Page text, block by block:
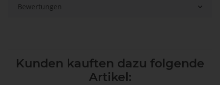
Bewertungen
Kunden kauften dazu folgende
Artikel: